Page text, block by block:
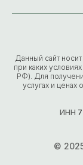
Данный сайт
при каких
РФ). Для
услугах и
ИНН
©